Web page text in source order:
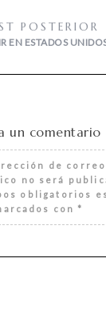
POSTERIOR
EN ESTADOS
un comentario
de correo
no será
obligatorios
con *